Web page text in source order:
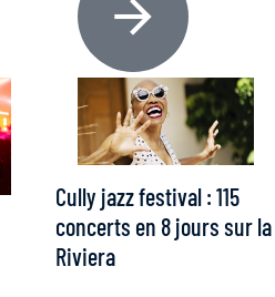
Cully jazz festival : 115
concerts en 8 jours sur la
Riviera